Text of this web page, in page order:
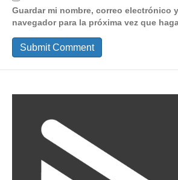
Guardar mi nombre, correo electrónico
navegador para la próxima vez que